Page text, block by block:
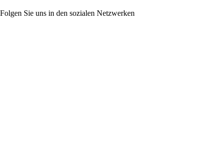
Folgen Sie uns in den sozialen Netzwerken